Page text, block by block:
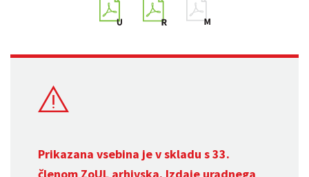
Prikazana vsebina je v skladu s 33.